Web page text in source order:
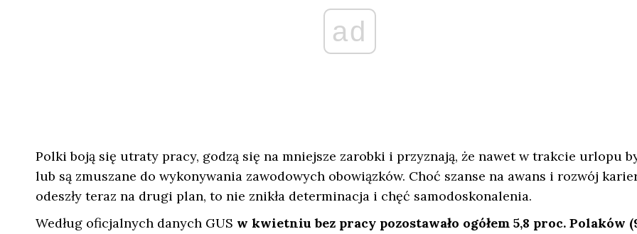
ad
Polki boją się utraty pracy, godzą się na mniejsze zarobki i przyznają, że nawet w trakcie urlopu
lub są zmuszane do wykonywania zawodowych obowiązków. Choć szanse na awans i rozwój
odeszły teraz na drugi plan, to nie znikła determinacja i chęć samodoskonalenia.
Według oficjalnych danych GUS w kwietniu bez pracy pozostawało ogółem 5,8 proc. Polaków